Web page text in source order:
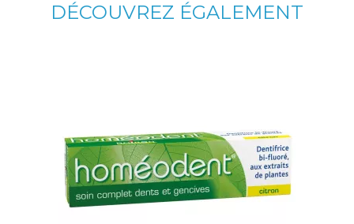
DÉCOUVREZ ÉGALEMENT